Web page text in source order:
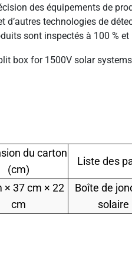
des équipements de
d’autres technologies de
sont inspectés à 100 %
du carton
(cm)
Liste des
× 37 cm × 22
cm
Boîte de
solaire